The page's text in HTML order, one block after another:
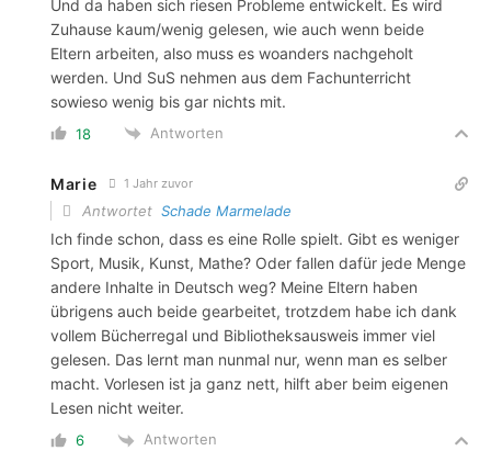
Und da haben sich riesen Probleme entwickelt. Es wird
Zuhause kaum/wenig gelesen, wie auch wenn beide
Eltern arbeiten, also muss es woanders nachgeholt
werden. Und SuS nehmen aus dem Fachunterricht
sowieso wenig bis gar nichts mit.
18 Antworten
Marie 1 Jahr zuvor
Antwortet Schade Marmelade
Ich finde schon, dass es eine Rolle spielt. Gibt es weniger
Sport, Musik, Kunst, Mathe? Oder fallen dafür jede Menge
andere Inhalte in Deutsch weg? Meine Eltern haben
übrigens auch beide gearbeitet, trotzdem habe ich dank
vollem Bücherregal und Bibliotheksausweis immer viel
gelesen. Das lernt man nunmal nur, wenn man es selber
macht. Vorlesen ist ja ganz nett, hilft aber beim eigenen
Lesen nicht weiter.
6 Antworten